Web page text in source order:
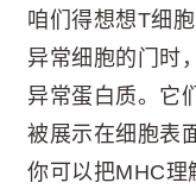
咱们得想想T细
异常细胞的门时
异常蛋白质。它
被展示在细胞表
你可以把MHC理